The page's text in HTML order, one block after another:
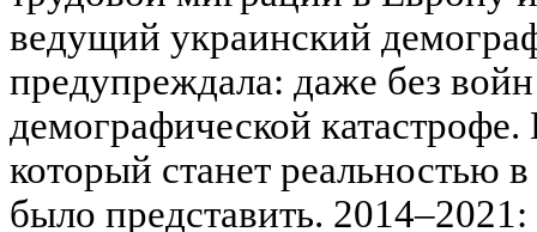
ведущий украинский
предупреждала: даже без
демографической
который станет реальностью
было представить.